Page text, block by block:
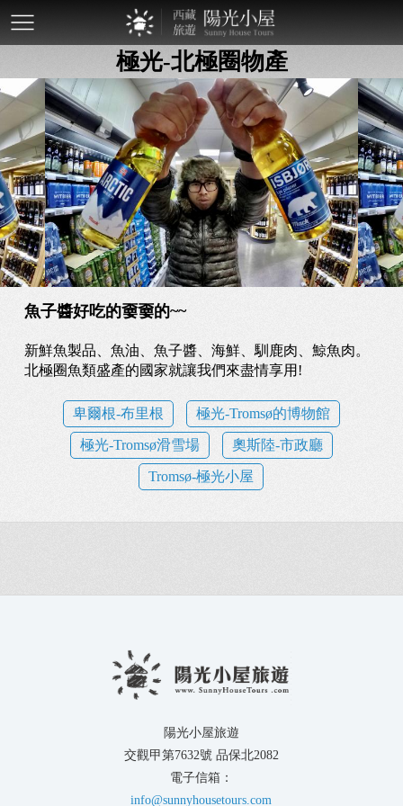
極光-北極圈物產
魚子醬好吃的嫑嫑的~~
新鮮魚製品、魚油、魚子醬、海鮮、馴鹿肉、鯨魚肉。
北極圈魚類盛產的國家就讓我們來盡情享用!
卑爾根-布里根 極光-Tromsø的博物館
極光-Tromsø滑雪場 奧斯陸-市政廳
Tromsø-極光小屋
陽光小屋旅遊
交觀甲第7632號 品保北2082
電子信箱：
info@sunnyhousetours.com